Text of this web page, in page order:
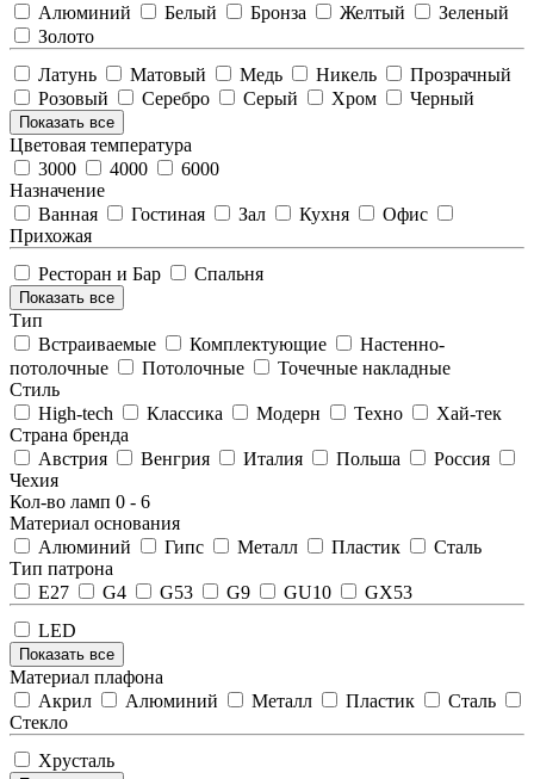
Алюминий
Белый Бронза Желтый
Зеленый
Золото
Латунь
Матовый Медь Никель
Прозрачный
Розовый
Серебро Серый Хром Черный
Показать все
Цветовая температура
3000
4000
6000
Назначение
Ванная
Гостиная Зал Кухня
Офис
Прихожая
Ресторан и Бар
Спальня
Показать все
Тип
Встраиваемые
Комплектующие
Настенно-
потолочные
Потолочные
Точечные накладные
Стиль
High-tech
Классика Модерн Техно
Хай-тек
Страна бренда
Австрия
Венгрия Италия Польша
Россия
Чехия
Кол-во ламп 0 - 6
Материал основания
Алюминий
Гипс Металл Пластик
Сталь
Тип патрона
E27
G4 G53 G9 GU10
GX53
LED
Показать все
Материал плафона
Акрил
Алюминий Металл Пластик
Сталь
Стекло
Хрусталь